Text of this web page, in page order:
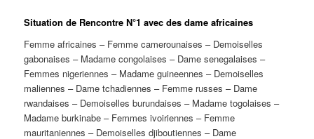
Situation de Rencontre N°1 avec des dame africaines
Femme africaines – Femme camerounaises – Demoiselles
gabonaises – Madame congolaises – Dame senegalaises –
Femmes nigeriennes – Madame guineennes – Demoiselles
maliennes – Dame tchadiennes – Femme russes – Dame
rwandaises – Demoiselles burundaises – Madame togolaises –
Madame burkinabe – Femmes ivoiriennes – Femme
mauritaniennes – Demoiselles djiboutiennes – Dame